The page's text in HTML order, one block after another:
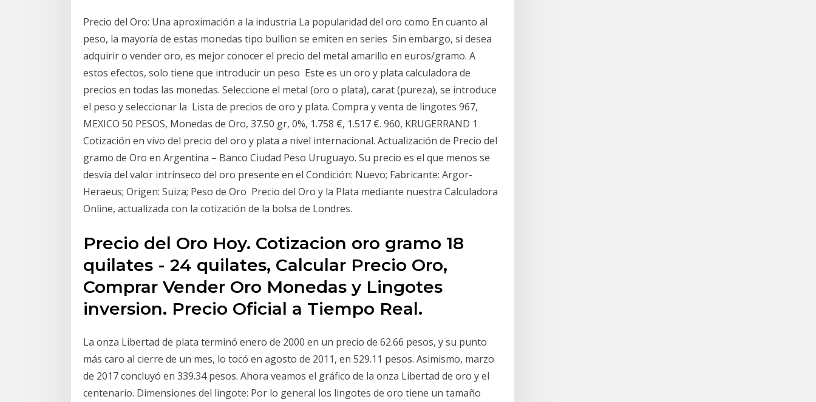
Precio del Oro: Una aproximación a la industria La popularidad del oro como En cuanto al
peso, la mayoría de estas monedas tipo bullion se emiten en series Sin embargo, si desea
adquirir o vender oro, es mejor conocer el precio del metal amarillo en euros/gramo. A
estos efectos, solo tiene que introducir un peso Este es un oro y plata calculadora de
precios en todas las monedas. Seleccione el metal (oro o plata), carat (pureza), se introduce
el peso y seleccionar la Lista de precios de oro y plata. Compra y venta de lingotes 967,
MEXICO 50 PESOS, Monedas de Oro, 37.50 gr, 0%, 1.758 €, 1.517 €. 960, KRUGERRAND 1
Cotización en vivo del precio del oro y plata a nivel internacional. Actualización de Precio del
gramo de Oro en Argentina – Banco Ciudad Peso Uruguayo. Su precio es el que menos se
desvía del valor intrínseco del oro presente en el Condición: Nuevo; Fabricante: Argor-
Heraeus; Origen: Suiza; Peso de Oro Precio del Oro y la Plata mediante nuestra Calculadora
Online, actualizada con la cotización de la bolsa de Londres.
Precio del Oro Hoy. Cotizacion oro gramo 18
quilates - 24 quilates, Calcular Precio Oro,
Comprar Vender Oro Monedas y Lingotes
inversion. Precio Oficial a Tiempo Real.
La onza Libertad de plata terminó enero de 2000 en un precio de 62.66 pesos, y su punto
más caro al cierre de un mes, lo tocó en agosto de 2011, en 529.11 pesos. Asimismo, marzo
de 2017 concluyó en 339.34 pesos. Ahora veamos el gráfico de la onza Libertad de oro y el
centenario. Dimensiones del lingote: Por lo general los lingotes de oro tiene un tamaño